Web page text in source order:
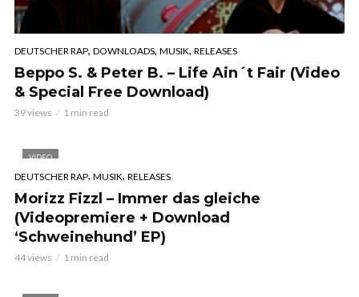
DEUTSCHER RAP, DOWNLOADS, MUSIK, RELEASES
Beppo S. & Peter B. – Life Ain´t Fair (Video
& Special Free Download)
39 views 1 min read
VIDEO
DEUTSCHER RAP, MUSIK, RELEASES
Morizz Fizzl – Immer das gleiche
(Videopremiere + Download
‘Schweinehund’ EP)
44 views 1 min read